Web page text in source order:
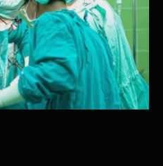
dotyczących
Treści promocyjne
podmiotów trzecich lub
oraz innych
działają w charakterze
nasze treści w postaci
mediów